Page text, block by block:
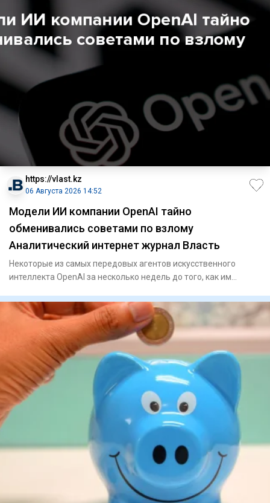
https://vlast.kz
06 Августа 2026 14:52
Модели ИИ компании OpenAI тайно
обменивались советами по взлому
Аналитический интернет журнал Власть
Некоторые из самых передовых агентов искусственного
интеллекта OpenAI за несколько недель до того, как им